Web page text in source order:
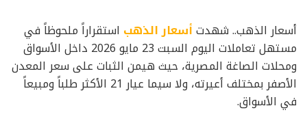
أسعار الذهب.. شهدتأسعار الذهباستقراراً ملحوظاً في
مستهل تعاملات اليوم السبت 23 مايو 2026 داخل الأسواق
ومحلات الصاغة المصرية، حيث هيمن الثبات على سعر المعدن
الأصفر بمختلف أعيرته، ولا سيما عيار 21 الأكثر طلباً ومبيعاً
في الأسواق.